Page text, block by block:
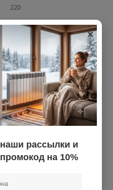
220
нет
Есть
Есть
50
водонагреватель,
предохранительный клапан,
инструкция, гарантийный
талон
1/2
сухой
×
рассылки и
на 10%